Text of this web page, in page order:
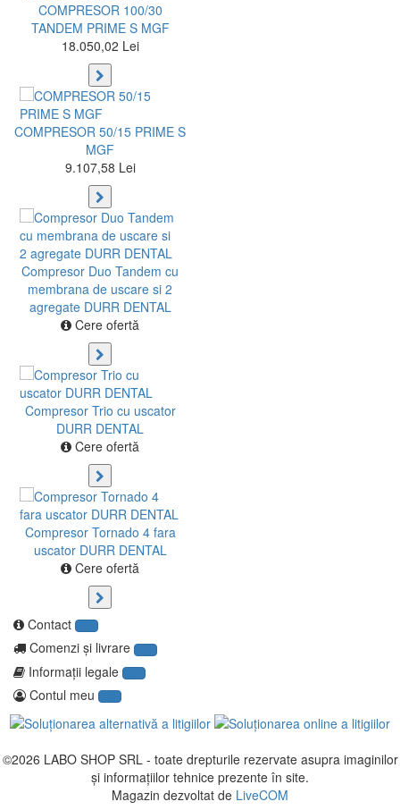
COMPRESOR 100/30
TANDEM PRIME S MGF
18.050,02 Lei
COMPRESOR 50/15 PRIME S
MGF
9.107,58 Lei
Compresor Duo Tandem cu
membrana de uscare si 2
agregate DURR DENTAL
Cere ofertă
Compresor Trio cu uscator
DURR DENTAL
Cere ofertă
Compresor Tornado 4 fara
uscator DURR DENTAL
Cere ofertă
Contact
Comenzi şi livrare
Informaţii legale
Contul meu
©2026 LABO SHOP SRL - toate drepturile rezervate asupra imaginilor
și informațiilor tehnice prezente în site.
Magazin dezvoltat de LiveCOM